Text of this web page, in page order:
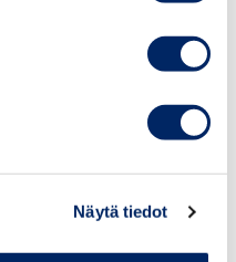
Näytä tiedot